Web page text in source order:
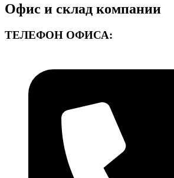
Офис и склад компании
ТЕЛЕФОН ОФИСА: